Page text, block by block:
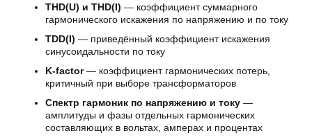
THD(U) и THD(I) — коэффициент суммарного
гармонического искажения по напряжению и по току
TDD(I) — приведённый коэффициент искажения
синусоидальности по току
K-factor— коэффициент гармонических потерь,
критичный при выборе трансформаторов
Спектр гармоник по напряжению и току —
амплитуды и фазы отдельных гармонических
составляющих в вольтах, амперах и процентах